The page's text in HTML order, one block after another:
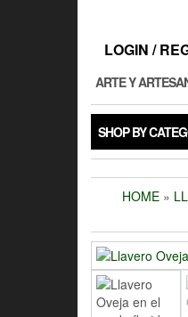
LOGIN /
ARTE Y
SHOP BY
HOME »